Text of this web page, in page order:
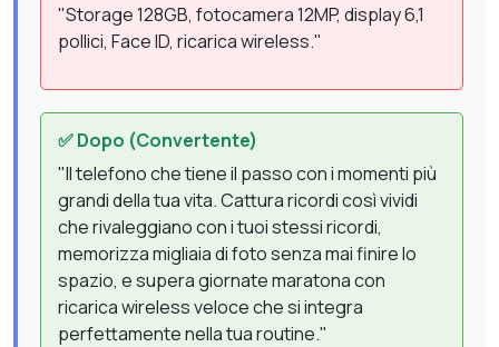
"Storage 128GB, fotocamera 12MP, display 6,1
pollici, Face ID, ricarica wireless."
✅ Dopo (Convertente)
"Il telefono che tiene il passo con i momenti più
grandi della tua vita. Cattura ricordi così vividi
che rivaleggiano con i tuoi stessi ricordi,
memorizza migliaia di foto senza mai finire lo
spazio, e supera giornate maratona con
ricarica wireless veloce che si integra
perfettamente nella tua routine."